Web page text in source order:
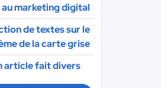
au marketing digital
de textes sur le
de la carte grise
article fait divers